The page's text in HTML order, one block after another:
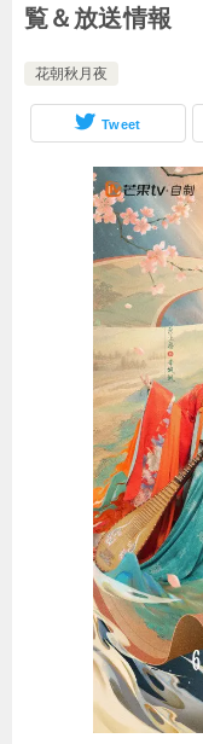
覧＆放送情報
花朝秋月夜
Tweet